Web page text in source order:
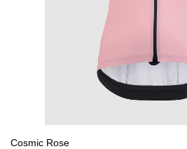
Cosmic Rose